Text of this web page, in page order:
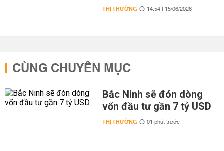
THỊ TRƯỜNG 14:54 | 15/06/2026
CÙNG CHUYÊN MỤC
Bắc Ninh sẽ đón dòng
vốn đầu tư gần 7 tỷ USD
THỊ TRƯỜNG 01 phút trước